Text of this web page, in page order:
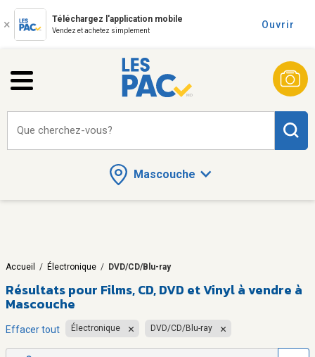
Téléchargez l'application mobile
Vendez et achetez simplement
Ouvrir
Mascouche
Que cherchez-vous?
Accueil / Électronique / DVD/CD/Blu-ray
Résultats pour Films, CD, DVD et Vinyl à vendre à
Mascouche
Effacer tout Électronique DVD/CD/Blu-ray